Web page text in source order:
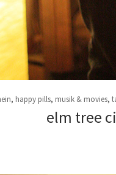
, happy pills, musik & movies,
elm tree